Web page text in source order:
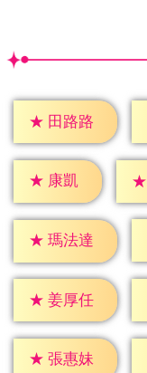
★ 田路路
★ 康凱 ★
★ 瑪法達
★ 姜厚任
★ 張惠妹